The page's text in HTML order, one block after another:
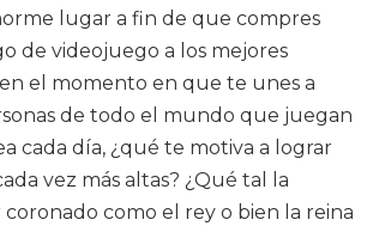
lugar a fin de que compres
de videojuego a los mejores
en el momento en que te unes a
de todo el mundo que juegan
cada día, ¿qué te motiva a lograr
vez más altas? ¿Qué tal la
coronado como el rey o bien la reina